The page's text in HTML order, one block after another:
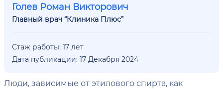
Голев Роман Викторович
Главный врач “Клиника Плюс”
Стаж работы: 17 лет
Дата публикации: 17 Декабря 2024
Люди, зависимые от этилового спирта, как